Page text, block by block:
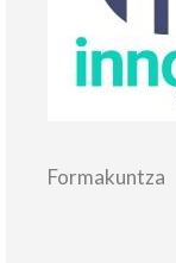
Formakuntza